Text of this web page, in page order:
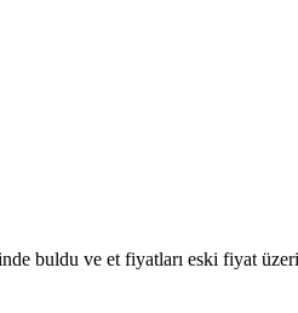
buldu ve et fiyatları eski fiyat